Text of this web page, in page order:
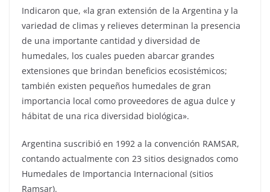
Indicaron que, «la gran extensión de la Argentina y la
variedad de climas y relieves determinan la presencia
de una importante cantidad y diversidad de
humedales, los cuales pueden abarcar grandes
extensiones que brindan beneficios ecosistémicos;
también existen pequeños humedales de gran
importancia local como proveedores de agua dulce y
hábitat de una rica diversidad biológica».
Argentina suscribió en 1992 a la convención RAMSAR,
contando actualmente con 23 sitios designados como
Humedales de Importancia Internacional (sitios
Ramsar).